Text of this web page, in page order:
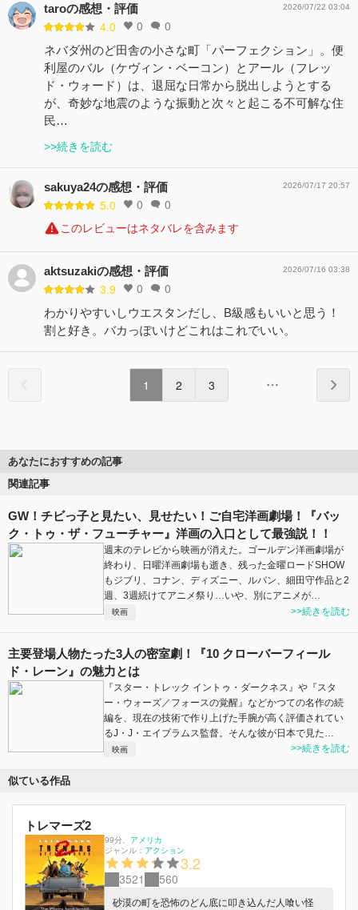
taroの感想・評価
4.0 0 0
2026/07/22 03:04
ネバダ州のど田舎の小さな町「パーフェクション」。便
利屋のバル（ケヴィン・ベーコン）とアール（フレッ
ド・ウォード）は、退屈な日常から脱出しようとする
が、奇妙な地震のような振動と次々と起こる不可解な住
民…
>>続きを読む
sakuya24の感想・評価
5.0 0 0
2026/07/17 20:57
このレビューはネタバレを含みます
aktsuzakiの感想・評価
3.9 0 0
2026/07/16 03:38
わかりやすいしウエスタンだし、B級感もいいと思う！
割と好き。バカっぽいけどこれはこれでいい。
1 2 3
あなたにおすすめの記事
関連記事
GW！チビっ子と見たい、見せたい！ご自宅洋画劇場！『バッ
ク・トゥ・ザ・フューチャー』洋画の入口として最強説！！
週末のテレビから映画が消えた。ゴールデン洋画劇場が
終わり、日曜洋画劇場も逝き、残った金曜ロードSHOW
もジブリ、コナン、ディズニー、ルパン、細田守作品と2
週、3週続けてアニメ祭り…いや、別にアニメが…
映画 >>続きを読む
主要登場人物たった3人の密室劇！『10 クローバーフィール
ド・レーン』の魅力とは
『スター・トレック イントゥ・ダークネス』や『スタ
ー・ウォーズ／フォースの覚醒』などかつての名作の続
編を、現在の技術で作り上げた手腕が高く評価されてい
るJ・J・エイブラムス監督。そんな彼が日本で見た…
映画 >>続きを読む
似ている作品
トレマーズ2
99分
アメリカ
ジャンル： アクション
3.2
3521 560
砂漠の町を恐怖のどん底に叩き込んだ人喰い怪